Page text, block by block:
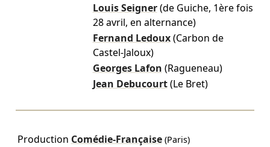
Louis Seigner (de Guiche, 1ère fois
28 avril, en alternance)
Fernand Ledoux (Carbon de
Castel-Jaloux)
Georges Lafon (Ragueneau)
Jean Debucourt (Le Bret)
Production Comédie-Française(Paris)